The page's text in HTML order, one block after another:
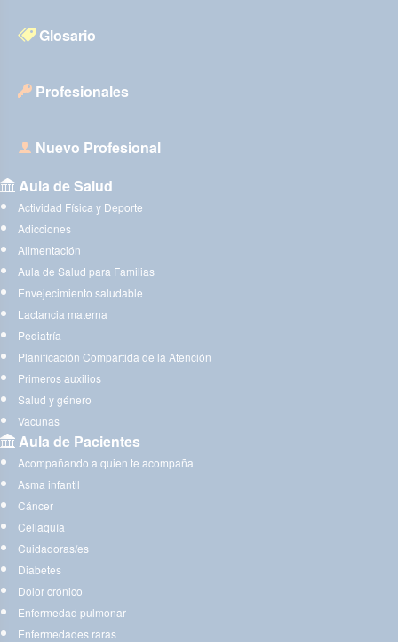
Glosario
Profesionales
Nuevo Profesional
Aula de Salud
Actividad Física y Deporte
Adicciones
Alimentación
Aula de Salud para Familias
Envejecimiento saludable
Lactancia materna
Pediatría
Planificación Compartida de la Atención
Primeros auxilios
Salud y género
Vacunas
Aula de Pacientes
Acompañando a quien te acompaña
Asma infantil
Cáncer
Celiaquía
Cuidadoras/es
Diabetes
Dolor crónico
Enfermedad pulmonar
Enfermedades raras